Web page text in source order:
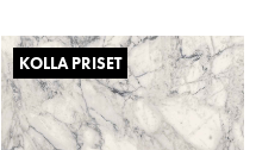
KOLLA PRISET